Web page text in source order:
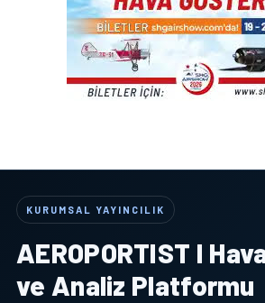
KURUMSAL YAYINCILIK
AEROPORTIST I
ve Analiz Platformu